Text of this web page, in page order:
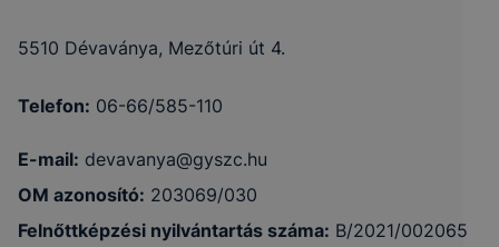
5510 Dévaványa, Mezőtúri út 4.
Telefon: 06-66/585-110
E-mail: devavanya@gyszc.hu
OM azonosító: 203069/030
Felnőttképzési nyilvántartás száma: B/2021/002065